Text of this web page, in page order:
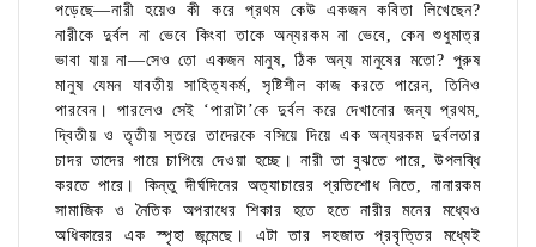
পড়েছে—নারী হয়েও কী করে প্রথম কেউ একজন কবিতা লিখেছেন?
নারীকে দুর্বল না ভেবে কিংবা তাকে অন্যরকম না ভেবে, কেন শুধুমাত্র
ভাবা যায় না—সেও তো একজন মানুষ, ঠিক অন্য মানুষের মতো? পুরুষ
মানুষ যেমন যাবতীয় সাহিত্যকর্ম, সৃষ্টিশীল কাজ করতে পারেন, তিনিও
পারবেন। পারলেও সেই ‘পারাটা’কে দুর্বল করে দেখানোর জন্য প্রথম,
দ্বিতীয় ও তৃতীয় স্তরে তাদেরকে বসিয়ে দিয়ে এক অন্যরকম দুর্বলতার
চাদর তাদের গায়ে চাপিয়ে দেওয়া হচ্ছে। নারী তা বুঝতে পারে, উপলব্ধি
করতে পারে। কিন্তু দীর্ঘদিনের অত্যাচারের প্রতিশোধ নিতে, নানারকম
সামাজিক ও নৈতিক অপরাধের শিকার হতে হতে নারীর মনের মধ্যেও
অধিকারের এক স্পৃহা জন্মেছে। এটা তার সহজাত প্রবৃত্তির মধ্যেই